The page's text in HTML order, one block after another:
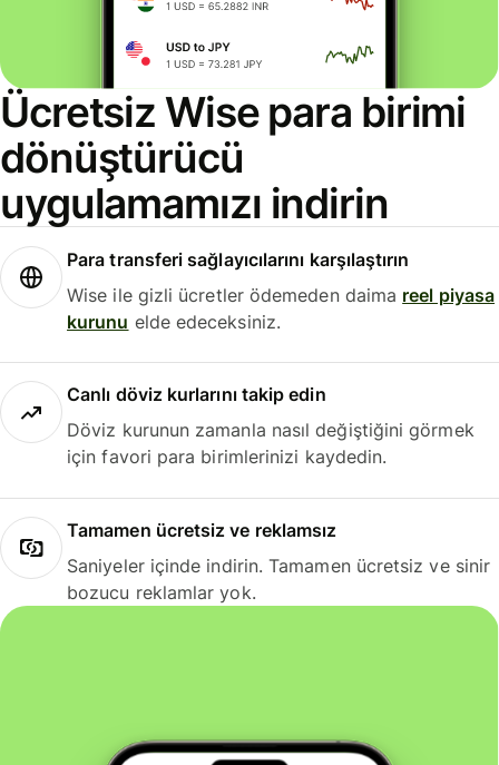
Ücretsiz Wise para birimi
dönüştürücü
uygulamamızı indirin
Para transferi sağlayıcılarını karşılaştırın
Wise ile gizli ücretler ödemeden daima reel piyasa
kurunu elde edeceksiniz.
Canlı döviz kurlarını takip edin
Döviz kurunun zamanla nasıl değiştiğini görmek
için favori para birimlerinizi kaydedin.
Tamamen ücretsiz ve reklamsız
Saniyeler içinde indirin. Tamamen ücretsiz ve sinir
bozucu reklamlar yok.